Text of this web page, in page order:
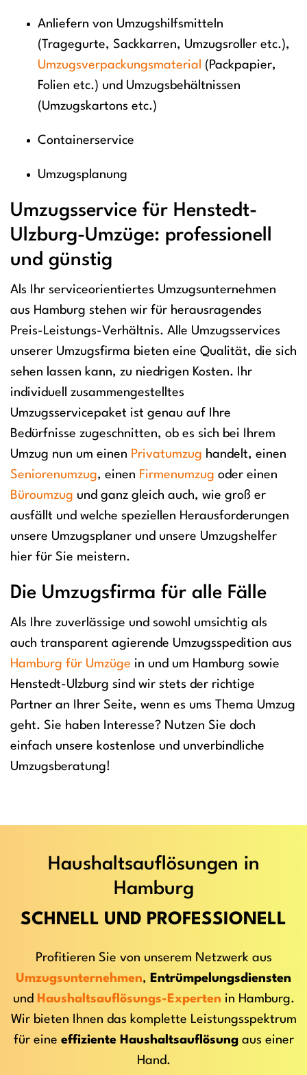
Anliefern von Umzugshilfsmitteln
(Tragegurte, Sackkarren, Umzugsroller etc.),
Umzugsverpackungsmaterial
(Packpapier,
Folien etc.) und Umzugsbehältnissen
(Umzugskartons etc.)
Containerservice
Umzugsplanung
Umzugsservice für Henstedt-
Ulzburg-Umzüge: professionell
und günstig
Als Ihr serviceorientiertes Umzugsunternehmen
aus Hamburg stehen wir für herausragendes
Preis-Leistungs-Verhältnis. Alle Umzugsservices
unserer Umzugsfirma bieten eine Qualität, die sich
sehen lassen kann, zu niedrigen Kosten. Ihr
individuell zusammengestelltes
Umzugsservicepaket ist genau auf Ihre
Bedürfnisse zugeschnitten, ob es sich bei Ihrem
Umzug nun um einen Privatumzug handelt, einen
Seniorenumzug, einen Firmenumzug oder einen
Büroumzug und ganz gleich auch, wie groß er
ausfällt und welche speziellen Herausforderungen
unsere Umzugsplaner und unsere Umzugshelfer
hier für Sie meistern.
Die Umzugsfirma für alle Fälle
Als Ihre zuverlässige und sowohl umsichtig als
auch transparent agierende Umzugsspedition aus
Hamburg für Umzüge in und um Hamburg sowie
Henstedt-Ulzburg sind wir stets der richtige
Partner an Ihrer Seite, wenn es ums Thema Umzug
geht. Sie haben Interesse? Nutzen Sie doch
einfach unsere kostenlose und unverbindliche
Umzugsberatung!
Haushaltsauflösungen in
Hamburg
SCHNELL UND PROFESSIONELL
Profitieren Sie von unserem Netzwerk aus
Umzugsunternehmen, Entrümpelungsdiensten
und
Haushaltsauflösungs-Experten in Hamburg.
Wir bieten Ihnen das komplette Leistungsspektrum
für eine effiziente Haushaltsauflösungaus einer
Hand.